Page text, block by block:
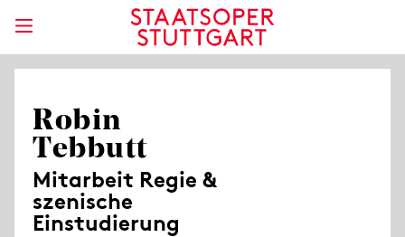
Robin
Tebbutt
Mitarbeit Regie &
szenische
Einstudierung